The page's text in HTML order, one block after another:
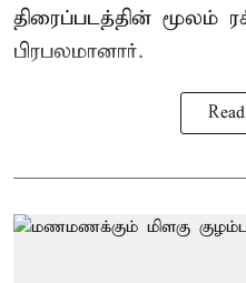
திரைப்படத்தின் மூலம்
பிரபலமானார்.